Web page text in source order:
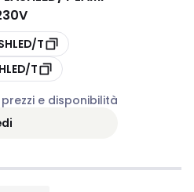
T
T
e disponibilità